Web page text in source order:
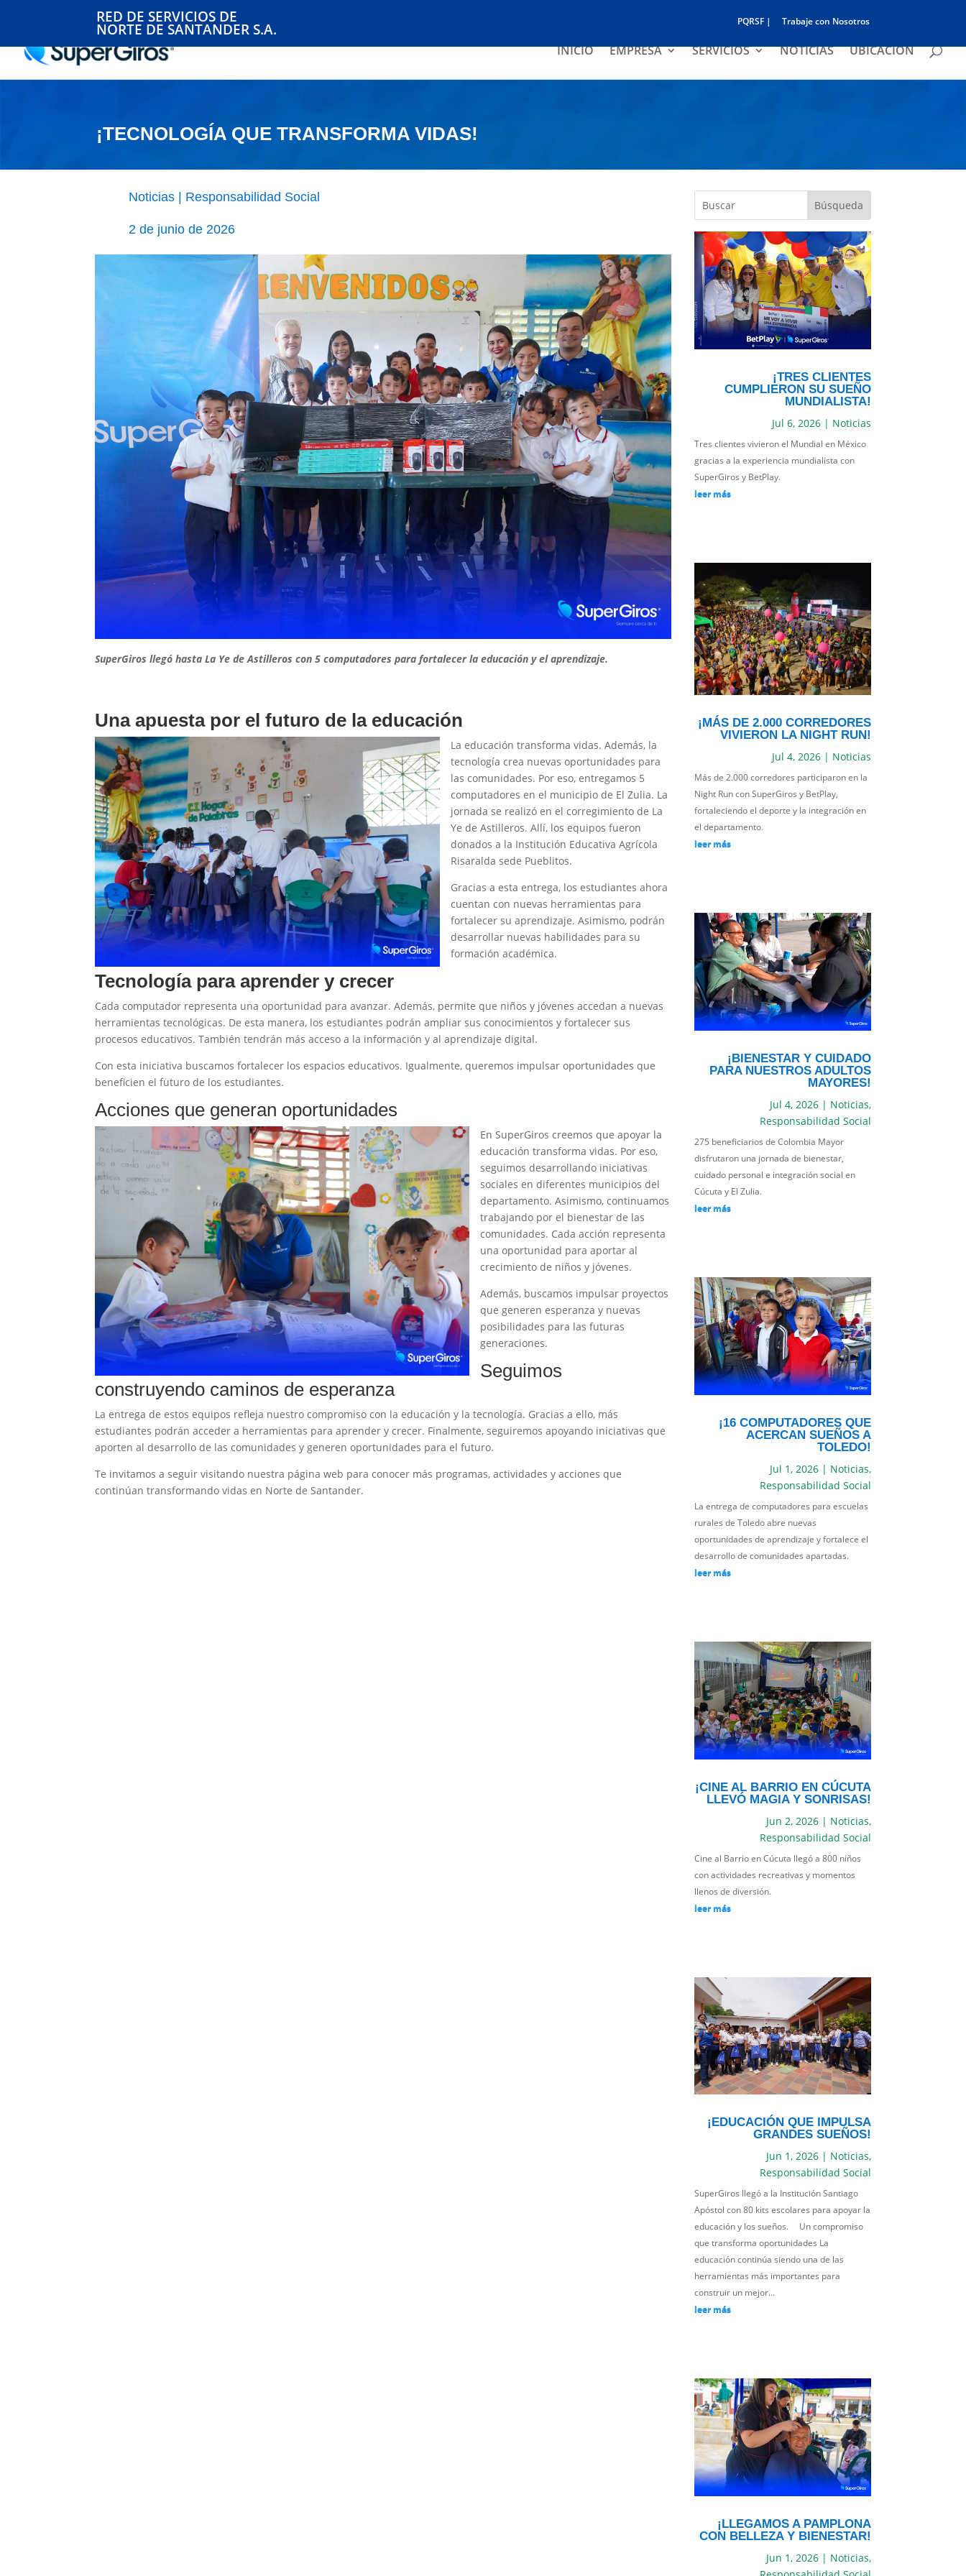
RED DE SERVICIOS DE
NORTE DE SANTANDER S.A. PQRSF | Trabaje con Nosotros
INICIO EMPRESA SERVICIOS NOTICIAS UBICACIÓN
¡TECNOLOGÍA QUE TRANSFORMA VIDAS!
Noticias | Responsabilidad Social
2 de junio de 2026
SuperGiros llegó hasta La Ye de Astilleros con 5 computadores para fortalecer la educación y el aprendizaje.
Una apuesta por el futuro de la educación
La educación transforma vidas. Además, la
tecnología crea nuevas oportunidades para
las comunidades. Por eso, entregamos 5
computadores en el municipio de El Zulia. La
jornada se realizó en el corregimiento de La
Ye de Astilleros. Allí, los equipos fueron
donados a la Institución Educativa Agrícola
Risaralda sede Pueblitos.
Gracias a esta entrega, los estudiantes ahora
cuentan con nuevas herramientas para
fortalecer su aprendizaje. Asimismo, podrán
desarrollar nuevas habilidades para su
formación académica.
Tecnología para aprender y crecer
Cada computador representa una oportunidad para avanzar. Además, permite que niños y jóvenes accedan a nuevas
herramientas tecnológicas. De esta manera, los estudiantes podrán ampliar sus conocimientos y fortalecer sus
procesos educativos. También tendrán más acceso a la información y al aprendizaje digital.
Con esta iniciativa buscamos fortalecer los espacios educativos. Igualmente, queremos impulsar oportunidades que
beneficien el futuro de los estudiantes.
Acciones que generan oportunidades
En SuperGiros creemos que apoyar la
educación transforma vidas. Por eso,
seguimos desarrollando iniciativas
sociales en diferentes municipios del
departamento. Asimismo, continuamos
trabajando por el bienestar de las
comunidades. Cada acción representa
una oportunidad para aportar al
crecimiento de niños y jóvenes.
Además, buscamos impulsar proyectos
que generen esperanza y nuevas
posibilidades para las futuras
generaciones.
Seguimos
construyendo caminos de esperanza
La entrega de estos equipos refleja nuestro compromiso con la educación y la tecnología. Gracias a ello, más
estudiantes podrán acceder a herramientas para aprender y crecer. Finalmente, seguiremos apoyando iniciativas que
aporten al desarrollo de las comunidades y generen oportunidades para el futuro.
Te invitamos a seguir visitando nuestra página web para conocer más programas, actividades y acciones que
continúan transformando vidas en Norte de Santander.
¡TRES CLIENTES
CUMPLIERON SU SUEÑO
MUNDIALISTA!
Jul 6, 2026| Noticias
Tres clientes vivieron el Mundial en México
gracias a la experiencia mundialista con
SuperGiros y BetPlay.
leer más
¡MÁS DE 2.000 CORREDORES
VIVIERON LA NIGHT RUN!
Jul 4, 2026| Noticias
Más de 2.000 corredores participaron en la
Night Run con SuperGiros y BetPlay,
fortaleciendo el deporte y la integración en
el departamento.
leer más
¡BIENESTAR Y CUIDADO
PARA NUESTROS ADULTOS
MAYORES!
Jul 4, 2026| Noticias,
Responsabilidad Social
275 beneficiarios de Colombia Mayor
disfrutaron una jornada de bienestar,
cuidado personal e integración social en
Cúcuta y El Zulia.
leer más
¡16 COMPUTADORES QUE
ACERCAN SUEÑOS A
TOLEDO!
Jul 1, 2026| Noticias,
Responsabilidad Social
La entrega de computadores para escuelas
rurales de Toledo abre nuevas
oportunidades de aprendizaje y fortalece el
desarrollo de comunidades apartadas.
leer más
¡CINE AL BARRIO EN CÚCUTA
LLEVÓ MAGIA Y SONRISAS!
Jun 2, 2026| Noticias,
Responsabilidad Social
Cine al Barrio en Cúcuta llegó a 800 niños
con actividades recreativas y momentos
llenos de diversión.
leer más
¡EDUCACIÓN QUE IMPULSA
GRANDES SUEÑOS!
Jun 1, 2026| Noticias,
Responsabilidad Social
SuperGiros llegó a la Institución Santiago
Apóstol con 80 kits escolares para apoyar la
educación y los sueños. Un compromiso
que transforma oportunidades La
educación continúa siendo una de las
herramientas más importantes para
construir un mejor...
leer más
¡LLEGAMOS A PAMPLONA
CON BELLEZA Y BIENESTAR!
Jun 1, 2026| Noticias,